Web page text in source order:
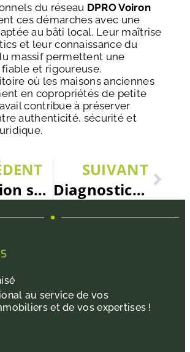
du réseau DPRO Voiron
ces démarches avec une
au bâti local. Leur maîtrise
et leur connaissance du
massif permettent une
et rigoureuse.
où les maisons anciennes
en copropriétés de petite
contribue à préserver
authenticité, sécurité et
Location saisonnière en Ardèche : quels diagnostics fournir pour une résidence de tourisme ?
SUIVANT
Diagnostic immobilier et patrimoine historique : comment traiter les maisons proches des monuments de Foix
au service de vos
et de vos expertises !